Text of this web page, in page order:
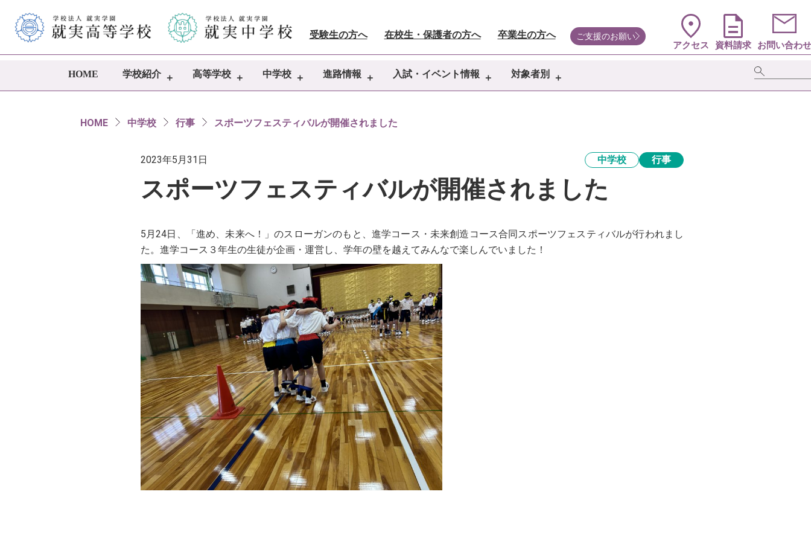
HOME 学校紹介 高等学校 中学校 進路情報 入試・イベント情報 対象者別
受験生の方へ 在校生・保護者の方へ 卒業生の方へ ご支援のお願い
アクセス 資料請求 お問い合わせ
HOME 中学校 行事 スポーツフェスティバルが開催されました
2023年5月31日 中学校 行事
スポーツフェスティバルが開催されました
5月24日、「進め、未来へ！」のスローガンのもと、進学コース・未来創造コース合同スポーツフェスティバルが行われまし
た。進学コース３年生の生徒が企画・運営し、学年の壁を越えてみんなで楽しんでいました！